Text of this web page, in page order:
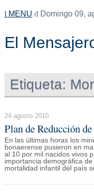
MENU Domingo 09,
El
Etiqueta:
24 agosto 2010
Plan de Reducción
En las últimas horas los
bonaerense pusieron en
al 10 por mil nacidos vivos
importancia demográfica
mortalidad infantil del país